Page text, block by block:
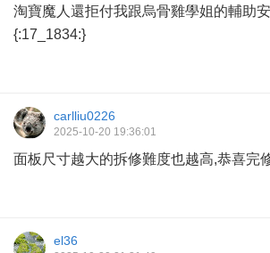
淘寶魔人還拒付我跟烏骨雞學姐的輔助
{:17_1834:}
carlliu0226
2025-10-20 19:36:01
面板尺寸越大的拆修難度也越高,恭喜完
el36